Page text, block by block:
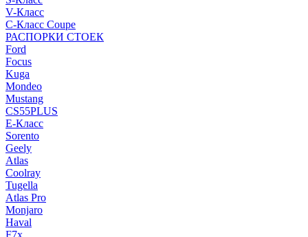
V-Класс
C-Класс Coupe
РАСПОРКИ СТОЕК
Ford
Focus
Kuga
Mondeo
Mustang
CS55PLUS
E-Класс
Sorento
Geely
Atlas
Coolray
Tugella
Atlas Pro
Monjaro
Haval
F7x